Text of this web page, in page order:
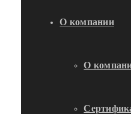
О компании
О